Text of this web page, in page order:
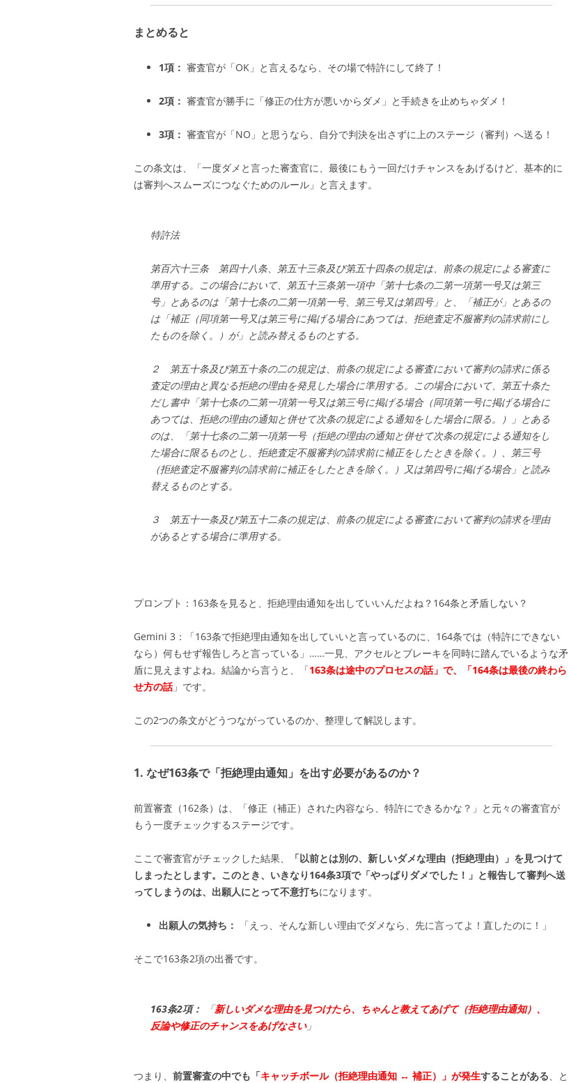
まとめると
1項： 審査官が「OK」と言えるなら、その場で特許にして終了！
2項： 審査官が勝手に「修正の仕方が悪いからダメ」と手続きを止めちゃダメ！
3項： 審査官が「NO」と思うなら、自分で判決を出さずに上のステージ（審判）へ送る！
この条文は、「一度ダメと言った審査官に、最後にもう一回だけチャンスをあげるけど、基本的に
は審判へスムーズにつなぐためのルール」と言えます。
特許法
第百六十三条 第四十八条、第五十三条及び第五十四条の規定は、前条の規定による審査に
準用する。この場合において、第五十三条第一項中「第十七条の二第一項第一号又は第三
号」とあるのは「第十七条の二第一項第一号、第三号又は第四号」と、「補正が」とあるの
は「補正（同項第一号又は第三号に掲げる場合にあつては、拒絶査定不服審判の請求前にし
たものを除く。）が」と読み替えるものとする。
２ 第五十条及び第五十条の二の規定は、前条の規定による審査において審判の請求に係る
査定の理由と異なる拒絶の理由を発見した場合に準用する。この場合において、第五十条た
だし書中「第十七条の二第一項第一号又は第三号に掲げる場合（同項第一号に掲げる場合に
あつては、拒絶の理由の通知と併せて次条の規定による通知をした場合に限る。）」とある
のは、「第十七条の二第一項第一号（拒絶の理由の通知と併せて次条の規定による通知をし
た場合に限るものとし、拒絶査定不服審判の請求前に補正をしたときを除く。）、第三号
（拒絶査定不服審判の請求前に補正をしたときを除く。）又は第四号に掲げる場合」と読み
替えるものとする。
３ 第五十一条及び第五十二条の規定は、前条の規定による審査において審判の請求を理由
があるとする場合に準用する。
プロンプト：163条を見ると、拒絶理由通知を出していいんだよね？164条と矛盾しない？
Gemini 3：
「163条で拒絶理由通知を出していいと言っているのに、164条では（特許にできない
なら）何もせず報告しろと言っている」……一見、アクセルとブレーキを同時に踏んでいるような矛
盾に見えますよね。 結論から言うと、「163条は途中のプロセスの話」 で、
「164条は最後の終わら
せ方の話」です。
この2つの条文がどうつながっているのか、整理して解説します。
1. なぜ163条で「拒絶理由通知」を出す必要があるのか？
前置審査（162条）は、「修正（補正）された内容なら、特許にできるかな？」と元々の審査官が
もう一度チェックするステージです。
ここで審査官がチェックした結果、
「以前とは別の、新しいダメな理由（拒絶理由）」を見つけて
しまったとします。このとき、いきなり164条3項で「やっぱりダメでした！」と報告して審判へ送
ってしまうのは、出願人にとって不意打ちになります。
出願人の気持ち： 「えっ、そんな新しい理由でダメなら、先に言ってよ！直したのに！」
そこで163条2項の出番です。
163条2項： 「新しいダメな理由を見つけたら、ちゃんと教えてあげて（拒絶理由通知）、
反論や修正のチャンスをあげなさい」
つまり、 前置審査の中でも「キャッチボール（拒絶理由通知 ↔ 補正）」が発生することがある、と